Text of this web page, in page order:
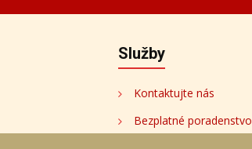
Služby
Kontaktujte nás
Bezplatné poradenstvo